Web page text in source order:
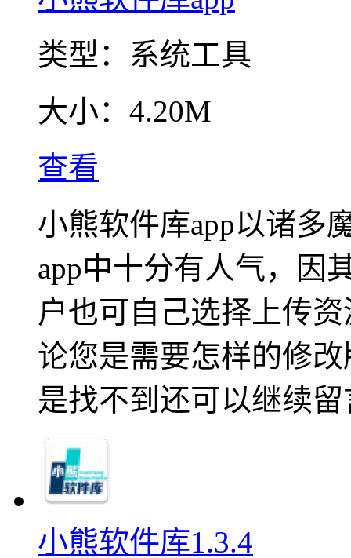
类型： 系统工具
大小： 4.20M
查看
小熊软件库app以诸多
app中十分有人气，因
户也可自己选择上传
论您是需要怎样的修
是找不到还可以继续留
小熊软件库1.3.4